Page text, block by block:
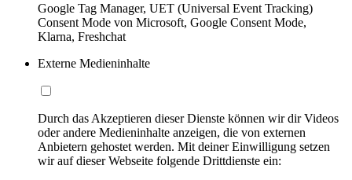
Google Tag Manager, UET (Universal Event Tracking)
Consent Mode von Microsoft, Google Consent Mode,
Klarna, Freshchat
Externe Medieninhalte
Durch das Akzeptieren dieser Dienste können wir dir Videos
oder andere Medieninhalte anzeigen, die von externen
Anbietern gehostet werden. Mit deiner Einwilligung setzen
wir auf dieser Webseite folgende Drittdienste ein: